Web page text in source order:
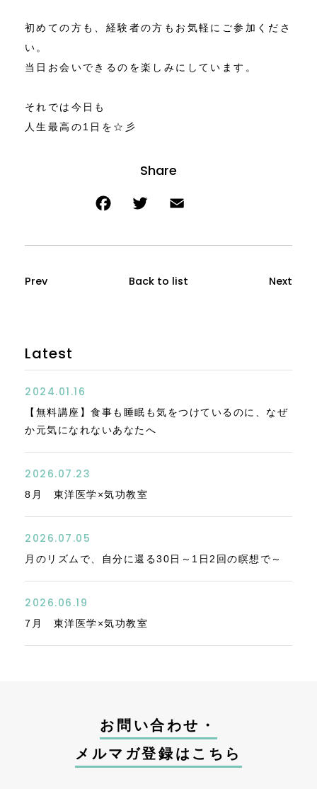
初めての方も、経験者の方もお気軽にご参加くださ
い。
当日お会いできるのを楽しみにしています。
それでは今日も
人生最高の1日を☆彡
Prev Back to list Next
Latest
2024.01.16
【無料講座】食事も睡眠も気をつけているのに、なぜ
か元気になれないあなたへ
2026.07.23
8月 東洋医学×気功教室
2026.07.05
月のリズムで、自分に還る30日～1日2回の瞑想で～
2026.06.19
7月 東洋医学×気功教室
お問い合わせ・
メルマガ登録はこちら